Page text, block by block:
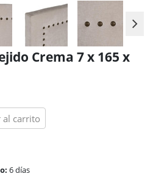
Crema 7 x 165 x
al carrito
6 días